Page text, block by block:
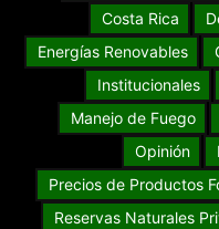
Costa Rica
Energías Renovables
Institucionales
Manejo de Fuego
Opinión
Precios de Productos
Reservas Naturales